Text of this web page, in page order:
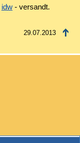
idw- versandt.
29.07.2013